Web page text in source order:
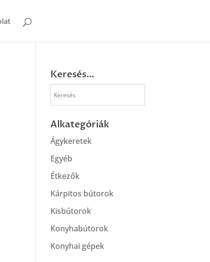
Keresés…
Alkategóriák
Ágykeretek
Egyéb
Étkezők
Kárpitos bútorok
Kisbútorok
Konyhabútorok
Konyhai gépek